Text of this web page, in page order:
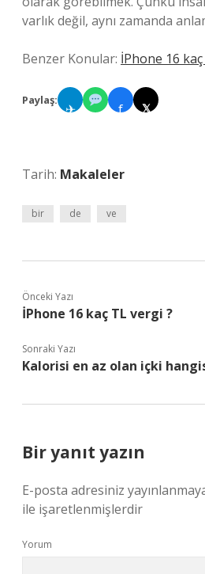
varlık değil, aynı zamanda
Benzer Konular: İPhone 16
Paylaş:
✈ f 𝕏
Tarih: Makaleler
bir de ve
Önceki Yazı
İPhone 16 kaç TL vergi ?
Sonraki Yazı
Kalorisi en az olan içki
Bir yanıt yazın
E-posta adresiniz
ile işaretlenmişlerdir
Yorum